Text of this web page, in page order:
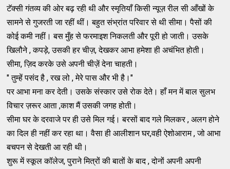
टॅक्सी गंतव्य की ओर बढ़ रही थी और स्मृतियाँ किसी न्यूज़ रील सी आँखों के
सामने से गुजरती जा रहीं थीं। बहुत संभ्रांत परिवार से थी सीमा। पैसों की
कोई कमी नहीं। बस मुँह से फरमाइश निकलती और पूरी हो जाती। उसके
खिलौने , कपड़े, उसकी हर चीज़, देखकर आभा हमेशा ही अचंभित होती।
सीमा, ज़िद करके उसे अपनी चीज़ें देना चाहती।
" तुम्हें पसंद है , रख लो , मेरे पास और भी है।"
पर आभा मना कर देती। उसके संस्कार उसे रोक देते। हाँ मन में बाल सुलभ
विचार ज़रूर आता ,काश मैं उसकी जगह होती।
सीमा घर के दरवाजे पर ही उसे मिल गई। बरसों बाद गले मिलकर , अलग होने
का दिल ही नहीं कर रहा था। वैसा ही आलीशान घर,वही ऐशोआराम , जो आभा
बचपन से देखती आ रही थी।
शुरू में स्कूल कॉलेज, पुराने मित्रों की बातों के बाद , दोनों अपनी अपनी